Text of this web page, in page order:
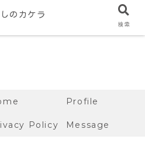
Profile
Policy Message
のカケラ
検索